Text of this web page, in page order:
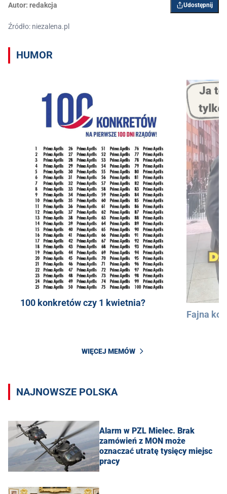
Autor: redakcja Udostępnij
Źródło: niezalena.pl
HUMOR
100 konkretów czy 1 kwietnia?
Fajna
WIĘCEJ MEMÓW
NAJNOWSZE POLSKA
Alarm w PZL Mielec. Brak
zamówień z MON może
oznaczać utratę tysięcy miejsc
pracy